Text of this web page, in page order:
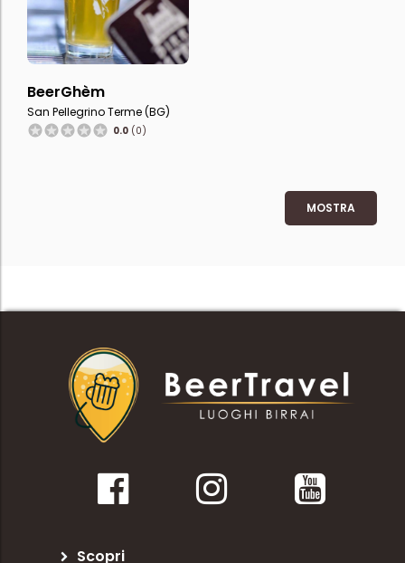
BeerGhèm
San Pellegrino Terme (BG)
0.0 (0)
MOSTRA
Scopri